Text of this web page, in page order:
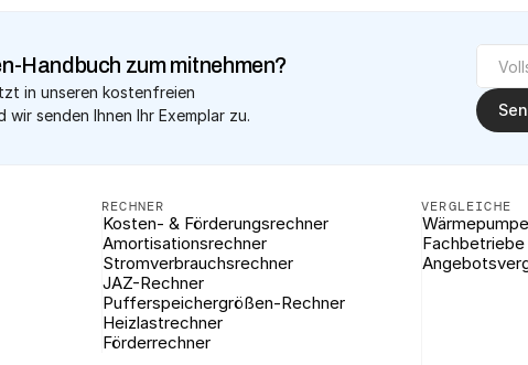
Handbuch zum mitnehmen?
in unseren kostenfreien
wir senden Ihnen Ihr Exemplar zu.
RECHNER
Kosten- & Förderungsrechner
Amortisationsrechner
Stromverbrauchsrechner
JAZ-Rechner
Pufferspeichergrößen-Rechner
Heizlastrechner
Förderrechner
VERGLEICHE